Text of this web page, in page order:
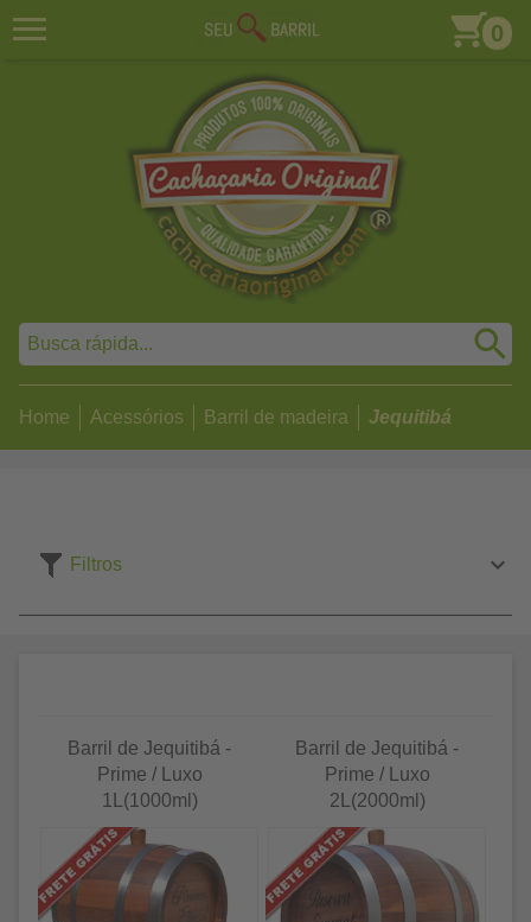
0
Home Acessórios Barril de madeira Jequitibá
Filtros
Barril de Jequitibá -
Prime / Luxo
1L(1000ml)
Barril de Jequitibá -
Prime / Luxo
2L(2000ml)